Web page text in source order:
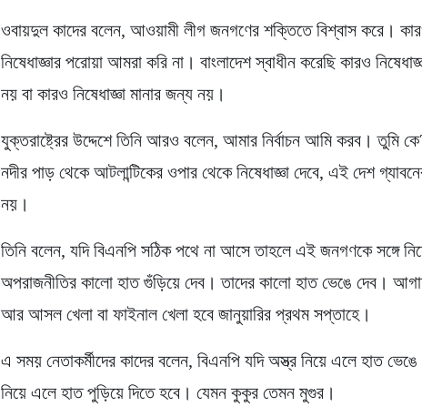
ওবায়দুল কাদের বলেন, আওয়ামী লীগ জনগণের শক্তিতে বিশ্বাস করে।
নিষেধাজ্ঞার পরোয়া আমরা করি না। বাংলাদেশ স্বাধীন করেছি কারও
নয় বা কারও নিষেধাজ্ঞা মানার জন্য নয়।
যুক্তরাষ্ট্রের উদ্দেশে তিনি আরও বলেন, আমার নির্বাচন আমি করব। তুমি
নদীর পাড় থেকে আটলান্টিকের ওপার থেকে নিষেধাজ্ঞা দেবে, এই দেশ
নয়।
তিনি বলেন, যদি বিএনপি সঠিক পথে না আসে তাহলে এই জনগণকে সঙ্গে
অপরাজনীতির কালো হাত গুঁড়িয়ে দেব। তাদের কালো হাত ভেঙে দেব।
আর আসল খেলা বা ফাইনাল খেলা হবে জানুয়ারির প্রথম সপ্তাহে।
এ সময় নেতাকর্মীদের কাদের বলেন, বিএনপি যদি অস্ত্র নিয়ে এলে হাত
নিয়ে এলে হাত পুড়িয়ে দিতে হবে। যেমন কুকুর তেমন মুগুর।